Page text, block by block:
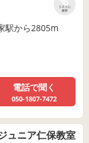
リストに
保存
駅から2805m
電話で聞く
050-1807-7472
ュニア仁保教室